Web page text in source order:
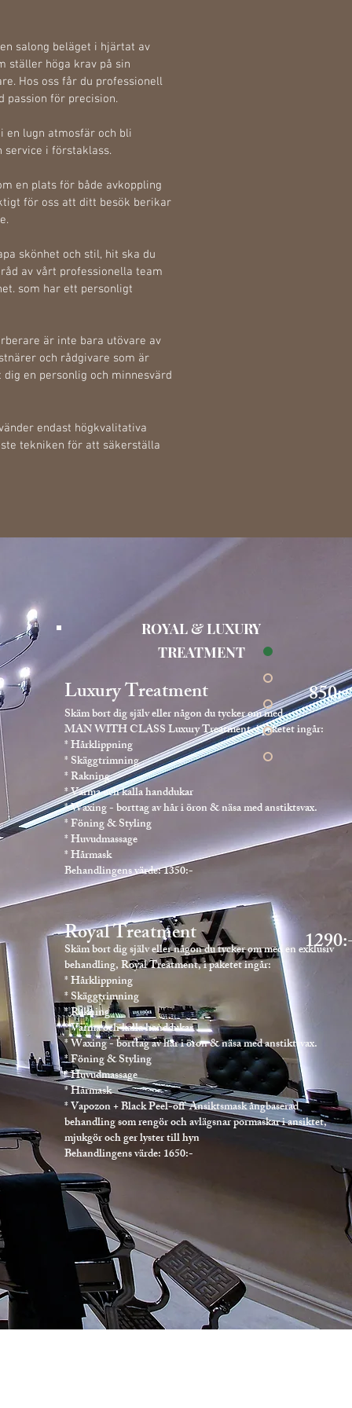
salong beläget i hjärtat av
ställer höga krav på sin
Hos oss får du professionell
passion för precision.
en lugn atmosfär och bli
service i förstaklass.
en plats för både avkoppling
för oss att ditt besök berikar
skönhet och stil, hit ska du
av vårt professionella team
som har ett personligt
är inte bara utövare av
och rådgivare som är
en personlig och minnesvärd
endast högkvalitativa
tekniken för att säkerställa
ROYAL & LUXURY
TREATMENT
Luxury Treatment
Skäm bort dig själv eller någon du tycker om med
MAN WITH CLASS Luxury Treatment, i paketet ingår:
* Hårklippning
* Skäggtrimning
* Rakning
* Varma och kalla handdukar
* Waxing - borttag av hår i öron & näsa med anstiktsvax.
* Föning & Styling
* Huvudmassage
* Hårmask
Behandlingens värde: 1350:-
Royal Treatment
Skäm bort dig själv eller någon du tycker om med en exklusiv
behandling, Royal Treatment, i paketet ingår:
* Hårklippning
* Skäggtrimning
* Rakning
* Varma och kalla handdukar
* Waxing - borttag av hår i öron & näsa med anstiktsvax.
* Föning & Styling
* Huvudmassage
* Hårmask
* Vapozon + Black Peel-off Ansiktsmask ångbaserad
behandling som rengör och avlägsnar pormaskar i ansiktet,
mjukgör och ger lyster till hyn
Behandlingens värde: 1650:-
850:-